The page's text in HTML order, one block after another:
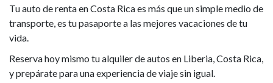
Tu auto de renta en Costa Rica es más que un simple medio de
transporte, es tu pasaporte a las mejores vacaciones de tu
vida.
Reserva hoy mismo tu alquiler de autos en Liberia, Costa Rica,
y prepárate para una experiencia de viaje sin igual.